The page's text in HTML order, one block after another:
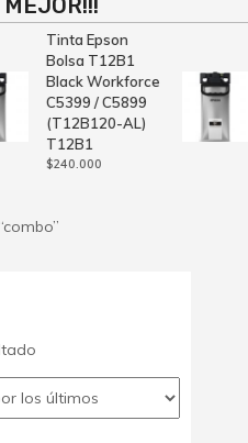
Tinta Epson
Bolsa T12B1
Black Workforce
C5399 / C5899
(T12B120-AL)
T12B1
$240.000